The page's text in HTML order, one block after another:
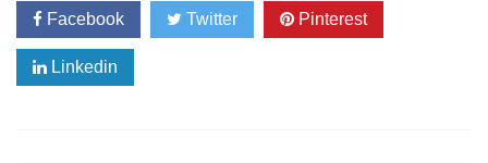
Facebook Twitter Pinterest
Linkedin